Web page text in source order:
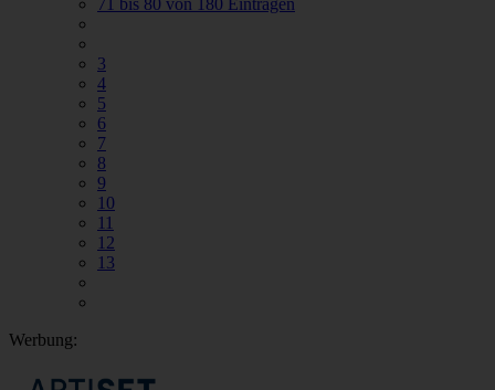
71 bis 80 von 180 Einträgen
3
4
5
6
7
8
9
10
11
12
13
Werbung: